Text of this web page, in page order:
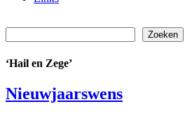
Zoeken
‘Hail en Zege’
Nieuwjaarswens